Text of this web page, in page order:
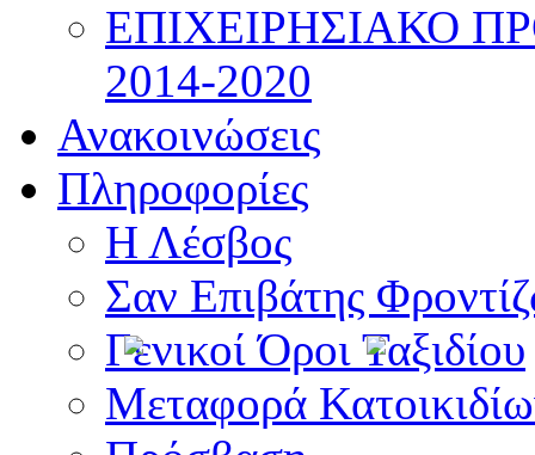
ΕΠΙΧΕΙΡΗΣΙΑΚΟ
2014-2020
Ανακοινώσεις
Πληροφορίες
Η Λέσβος
Σαν Επιβάτης
Γενικοί Όροι Ταξιδίου
Μεταφορά